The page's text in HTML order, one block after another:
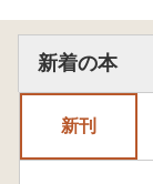
新着の本
新刊